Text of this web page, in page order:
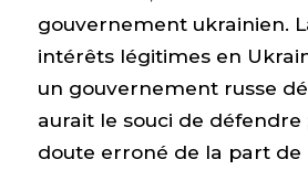
gouvernement ukrainien.
intérêts légitimes en
un gouvernement russe
aurait le souci de défendre
doute erroné de la part de